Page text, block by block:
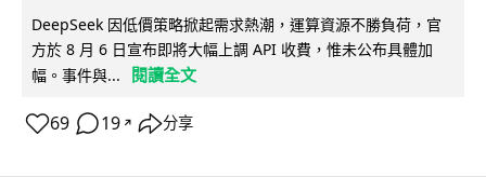
DeepSeek 因低價策略掀起需求熱潮，運算資源不勝負荷，官
方於 8 月 6 日宣布即將大幅上調 API 收費，惟未公布具體加
幅。事件與...
閱讀全文
69 19 ↗ 分享